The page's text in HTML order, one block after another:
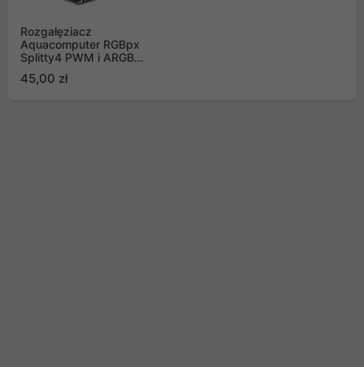
Rozgałęziacz
Aquacomputer RGBpx
Splitty4 PWM i ARGB
45,00 zł